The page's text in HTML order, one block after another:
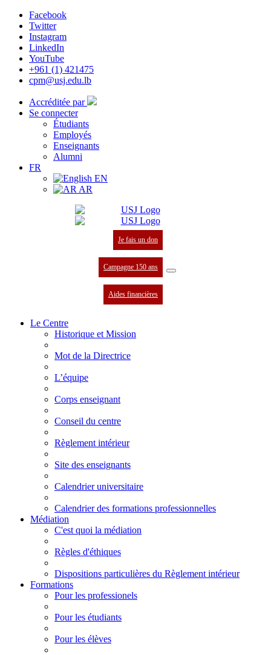
Facebook
Twitter
Instagram
LinkedIn
YouTube
+961 (1) 421475
cpm@usj.edu.lb
Accréditée par
Se connecter
Étudiants
Employés
Enseignants
Alumni
FR
EN
AR
Je fais un don
Campagne 150 ans
Aides financières
Le Centre
Historique et Mission
Mot de la Directrice
L’équipe
Corps enseignant
Conseil du centre
Règlement intérieur
Site des enseignants
Calendrier universitaire
Calendrier des formations professionnelles
Médiation
C'est quoi la médiation
Règles d'éthiques
Dispositions particulières du Règlement intérieur
Formations
Pour les professionels
Pour les étudiants
Pour les élèves